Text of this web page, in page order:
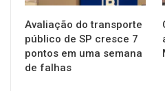
Avaliação do transporte
público de SP cresce 7
pontos em uma semana
de falhas